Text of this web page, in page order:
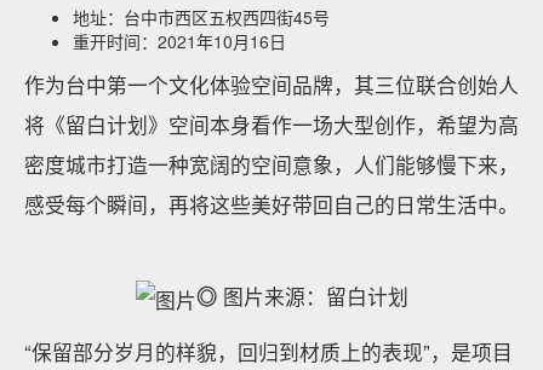
地址：台中市西区五权西四街45号
重开时间：2021年10月16日
作为台中第一个文化体验空间品牌，其三位联合创始人
将《留白计划》空间本身看作一场大型创作，希望为高
密度城市打造一种宽阔的空间意象，人们能够慢下来，
感受每个瞬间，再将这些美好带回自己的日常生活中。
◎ 图片来源：留白计划
“保留部分岁月的样貌，回归到材质上的表现”，是项目